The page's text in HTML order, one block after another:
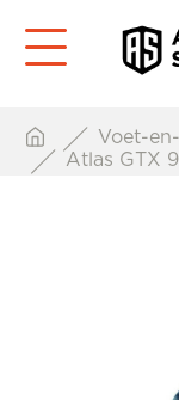
Voet-
Atlas GTX